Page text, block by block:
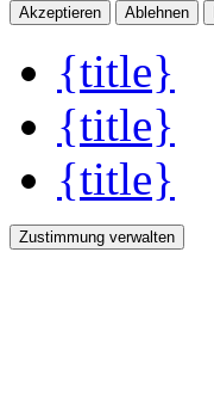
Akzeptieren Ablehnen
{title}
{title}
{title}
Zustimmung verwalten